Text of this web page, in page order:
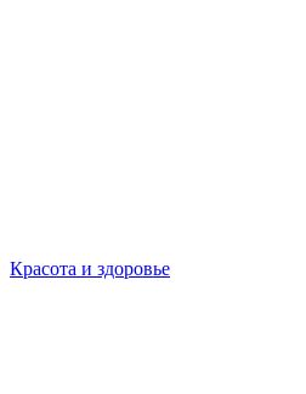
Красота и здоровье